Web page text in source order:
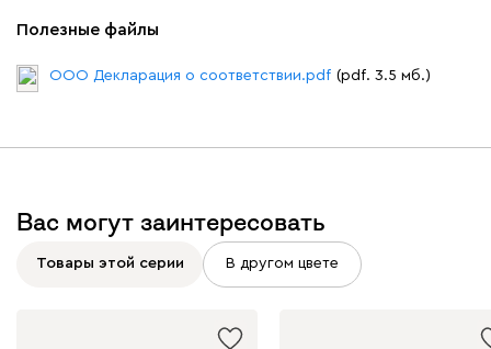
Полезные файлы
ООО Декларация о соответствии.pdf (pdf. 3.5 мб.)
Вас могут заинтересовать
Товары этой серии В другом цвете